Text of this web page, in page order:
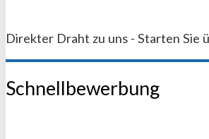
Direkter Draht zu uns - Starten Sie
Schnellbewerbung